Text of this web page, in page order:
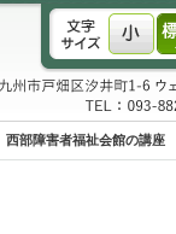
西部障害者福祉会館の講座